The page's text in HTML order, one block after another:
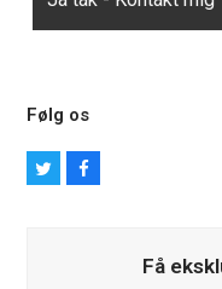
Følg os
T
F
Få